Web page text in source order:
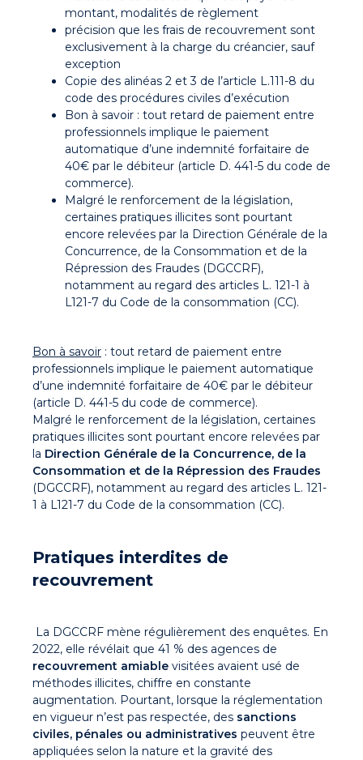
montant, modalités de règlement
précision que les frais de recouvrement sont
exclusivement à la charge du créancier, sauf
exception
Copie des alinéas 2 et 3 de l’article L.111-8 du
code des procédures civiles d’exécution
Bon à savoir : tout retard de paiement entre
professionnels implique le paiement
automatique d’une indemnité forfaitaire de
40€ par le débiteur (article D. 441-5 du code de
commerce).
Malgré le renforcement de la législation,
certaines pratiques illicites sont pourtant
encore relevées par la Direction Générale de la
Concurrence, de la Consommation et de la
Répression des Fraudes (DGCCRF),
notamment au regard des articles L. 121-1 à
L121-7 du Code de la consommation (CC).
Bon à savoir : tout retard de paiement entre
professionnels implique le paiement automatique
d’une indemnité forfaitaire de 40€ par le débiteur
(article D. 441-5 du code de commerce).
Malgré le renforcement de la législation, certaines
pratiques illicites sont pourtant encore relevées par
la Direction Générale de la Concurrence, de la
Consommation et de la Répression des Fraudes
(DGCCRF), notamment au regard des articles L. 121-
1 à L121-7 du Code de la consommation (CC).
Pratiques interdites de
recouvrement
La DGCCRF mène régulièrement des enquêtes. En
2022, elle révélait que 41 % des agences de
recouvrement amiable visitées avaient usé de
méthodes illicites, chiffre en constante
augmentation. Pourtant, lorsque la réglementation
en vigueur n’est pas respectée, des sanctions
civiles, pénales ou administratives peuvent être
appliquées selon la nature et la gravité des